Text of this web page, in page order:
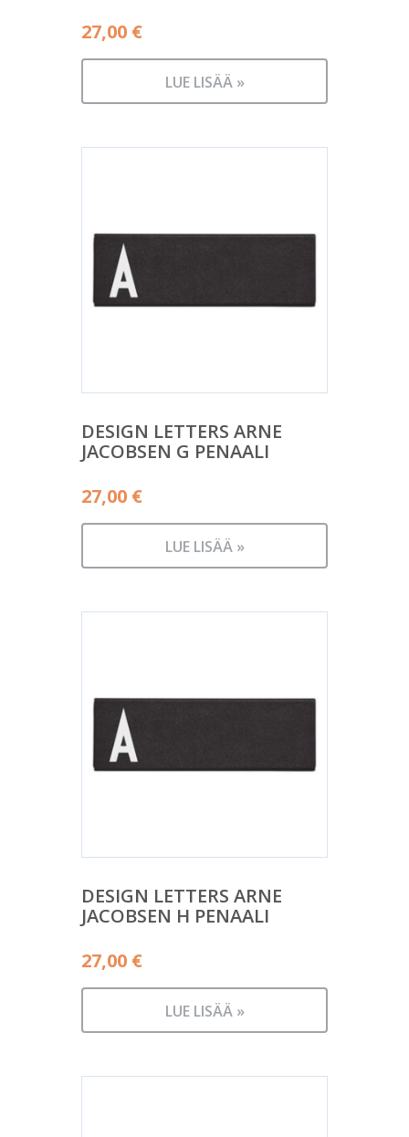
27,00 €
LUE LISÄÄ »
DESIGN LETTERS ARNE
JACOBSEN G PENAALI
27,00 €
LUE LISÄÄ »
DESIGN LETTERS ARNE
JACOBSEN H PENAALI
27,00 €
LUE LISÄÄ »